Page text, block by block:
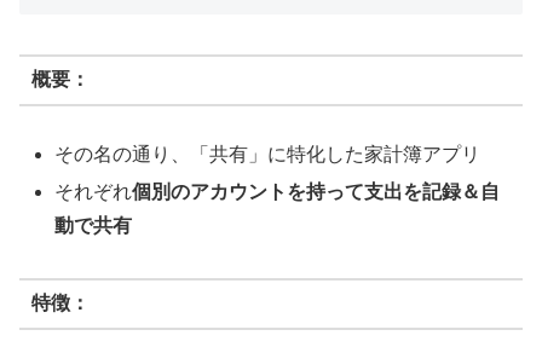
概要：
その名の通り、「共有」に特化した家計簿アプリ
それぞれ個別のアカウントを持って支出を記録＆自
動で共有
特徴：